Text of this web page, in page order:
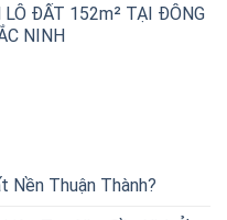
LÔ ĐẤT 152m² TẠI ĐÔNG
NINH
Nền Thuận Thành?